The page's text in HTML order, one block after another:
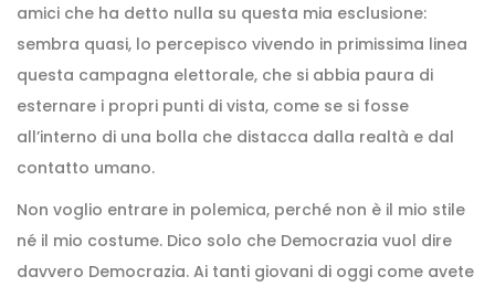
amici che ha detto nulla su questa mia esclusione:
sembra quasi, lo percepisco vivendo in primissima linea
questa campagna elettorale, che si abbia paura di
esternare i propri punti di vista, come se si fosse
all’interno di una bolla che distacca dalla realtà e dal
contatto umano.
Non voglio entrare in polemica, perché non è il mio stile
né il mio costume. Dico solo che Democrazia vuol dire
davvero Democrazia. Ai tanti giovani di oggi come avete